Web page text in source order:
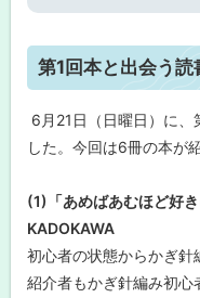
書
ロ
ン
和
8
年
子
ど
も
読
書
の
ト
ッ
プ
に
る
第1回本と出会う読
6月21日（日曜日）に、
した。今回は6冊の本が
(1)「あめばあむほど好
KADOKAWA
初心者の状態からかぎ針
紹介者もかぎ針編み初